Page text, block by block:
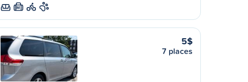
M
5$
7 places